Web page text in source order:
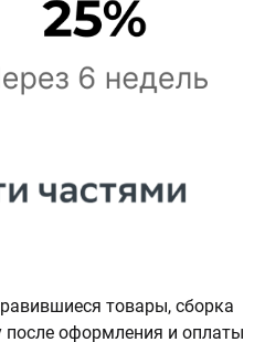
товары, сборка
после оформления и оплаты